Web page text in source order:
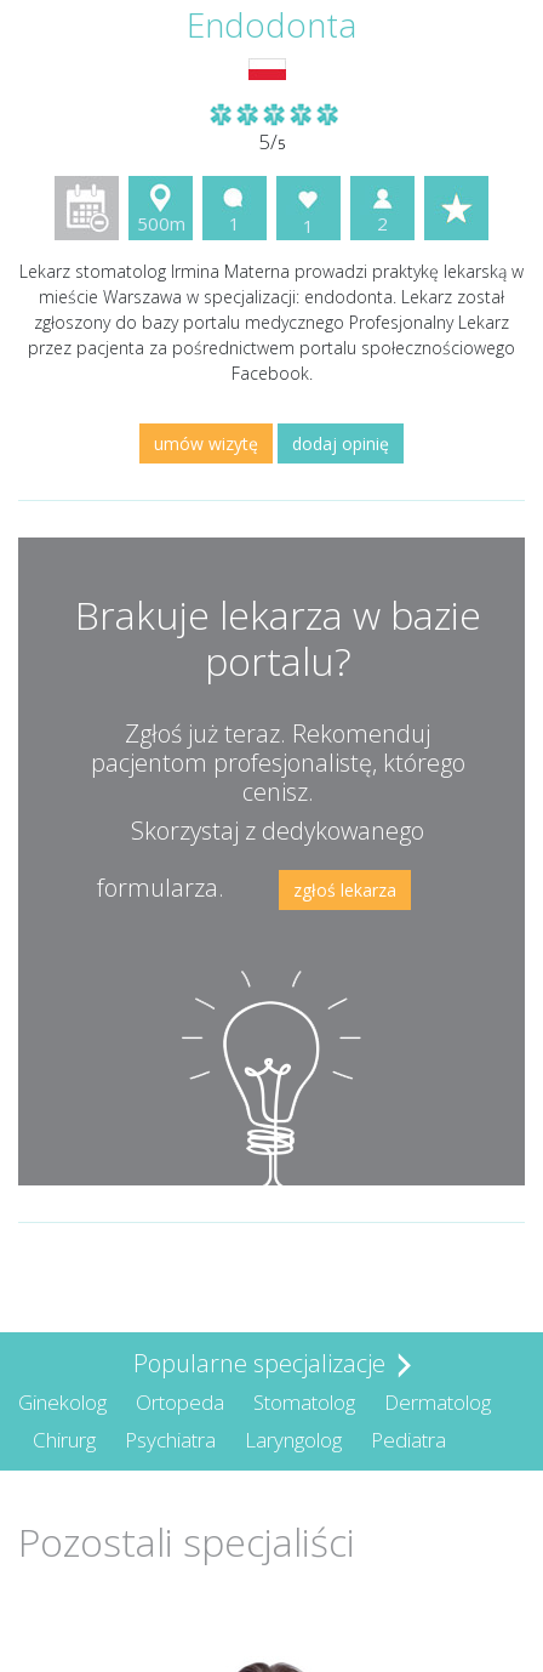
Endodonta
5/5
500m 1 1 2
Lekarz stomatolog Irmina Materna prowadzi praktykę lekarską w
mieście Warszawa w specjalizacji: endodonta. Lekarz został
zgłoszony do bazy portalu medycznego Profesjonalny Lekarz
przez pacjenta za pośrednictwem portalu społecznościowego
Facebook.
umów wizytę dodaj opinię
Brakuje lekarza w bazie
portalu?
Zgłoś już teraz. Rekomenduj
pacjentom profesjonalistę, którego
cenisz.
Skorzystaj z dedykowanego
formularza.
zgłoś lekarza
Popularne specjalizacje
Ginekolog Ortopeda Stomatolog
Dermatolog
Chirurg
Psychiatra Laryngolog Pediatra
Pozostali specjaliści